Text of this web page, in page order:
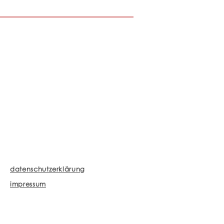
datenschutzerklärung
impressum